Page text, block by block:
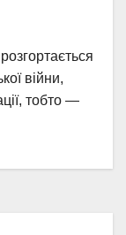
війни,
тобто —